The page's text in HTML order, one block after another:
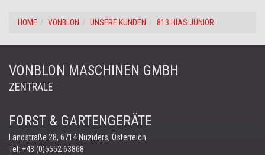
HOME VONBLON UNSERE KUNDEN 813 HIAS JUNIOR
VONBLON MASCHINEN GMBH
ZENTRALE
FORST & GARTENGERÄTE
Landstraße 28, 6714 Nüziders, Österreich
Tel: +43 (0)5552 63868